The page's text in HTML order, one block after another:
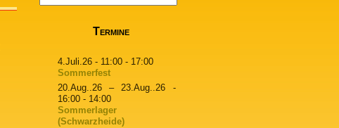
Termine
4.Juli.26- 11:00 - 17:00
Sommerfest
20.Aug..26
– 23.Aug..26 -
16:00 - 14:00
Sommerlager
(Schwarzheide)